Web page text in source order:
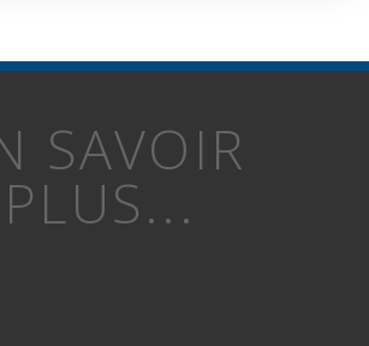
SAVOIR
PLUS...